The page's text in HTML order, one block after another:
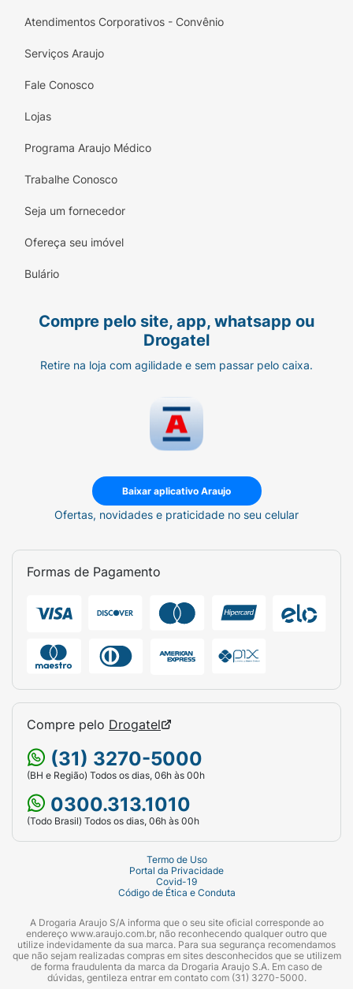
embalagem plástica contém parte do material
reciclado.
Atendimentos Corporativos - Convênio
Serviços Araujo
Fale Conosco
Lojas
Programa Araujo Médico
Trabalhe Conosco
Seja um fornecedor
Ofereça seu imóvel
Bulário
Compre pelo site, app, whatsapp ou
Drogatel
Retire na loja com agilidade e sem passar pelo caixa.
Baixar aplicativo Araujo
Ofertas, novidades e praticidade no seu celular
Formas de Pagamento
Compre pelo Drogatel
(31) 3270-5000
(BH e Região) Todos os dias, 06h às 00h
0300.313.1010
(Todo Brasil) Todos os dias, 06h às 00h
Termo de Uso
Portal da Privacidade
Covid-19
Código de Ética e Conduta
A Drogaria Araujo S/A informa que o seu site oficial corresponde ao
endereço www.araujo.com.br, não reconhecendo qualquer outro que
utilize indevidamente da sua marca. Para sua segurança recomendamos
que não sejam realizadas compras em sites desconhecidos que se utilizem
de forma fraudulenta da marca da Drogaria Araujo S.A. Em caso de
dúvidas, gentileza entrar em contato com (31) 3270-5000.